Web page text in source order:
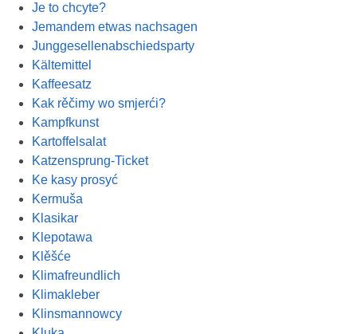
Je to chcyte?
Jemandem etwas nachsagen
Junggesellenabschiedsparty
Kältemittel
Kaffeesatz
Kak rěčimy wo smjerći?
Kampfkunst
Kartoffelsalat
Katzensprung-Ticket
Ke kasy prosyć
Kermuša
Klasikar
Klepotawa
Klěšće
Klimafreundlich
Klimakleber
Klinsmannowcy